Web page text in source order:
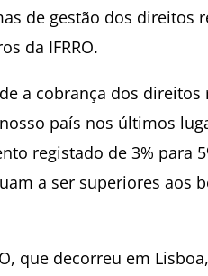
de gestão dos direitos
da IFRRO.
a cobrança dos direitos
país nos últimos
registado de 3% para
a ser superiores aos
que decorreu em